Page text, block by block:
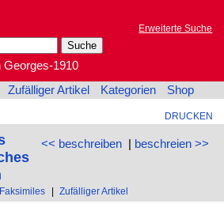
Erweiterte Suche
Georges-1910
Zufälliger Artikel Kategorien Shop
DRUCKEN
<< beschreiben| beschreien >>
Faksimiles Zufälliger Artikel